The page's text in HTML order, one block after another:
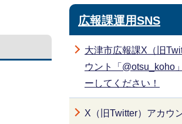
広報課運用SNS
大津市広報課X（旧
ウント「@otsu_koho
ーしてください！
X（旧Twitter）アカウ